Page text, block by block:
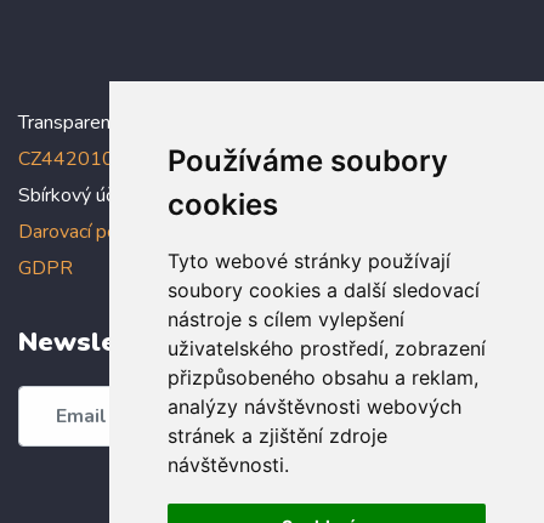
Používáme soubory
cookies
Tyto webové stránky používají
soubory cookies a další sledovací
nástroje s cílem vylepšení
uživatelského prostředí, zobrazení
přizpůsobeného obsahu a reklam,
analýzy návštěvnosti webových
stránek a zjištění zdroje
návštěvnosti.
Transparentní účet:
CZ4420100000005005005006
Sbírkový účet: 5005005022/2010
Darovací podmínky
GDPR
Newsletter
Odebírat